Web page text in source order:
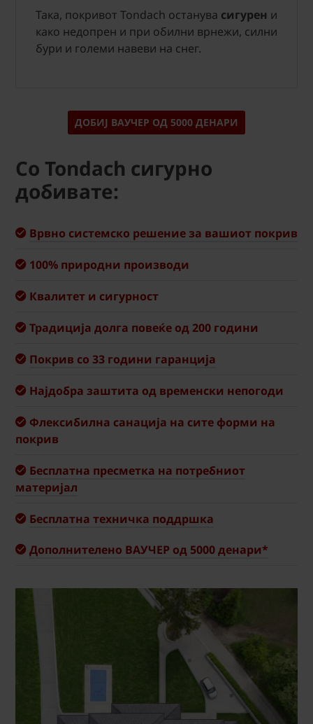
Така, покривот Tondach останува сигурен и
како недопрен и при обилни врнежи, силни
бури и големи навеви на снег.
ДОБИЈ ВАУЧЕР ОД 5000 ДЕНАРИ
Со Tondach сигурно
добивате:
Врвно системско решение за вашиот покрив
100% природни производи
Квалитет и сигурност
Традиција долга повеќе од 200 години
Покрив со 33 години гаранција
Најдобра заштита од временски непогоди
Флексибилна санација на сите форми на
покрив
Бесплатна пресметка на потребниот
материјал
Бесплатна техничка поддршка
Дополнителено ВАУЧЕР од 5000 денари*